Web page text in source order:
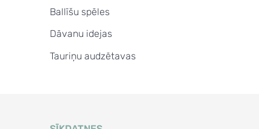
Ballīšu spēles
Dāvanu idejas
Tauriņu audzētavas